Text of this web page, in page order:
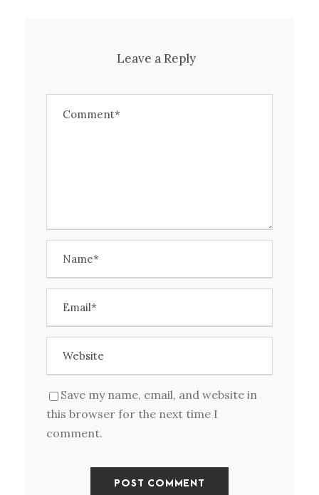
Leave a Reply
Save my name, email, and website in
this browser for the next time I
comment.